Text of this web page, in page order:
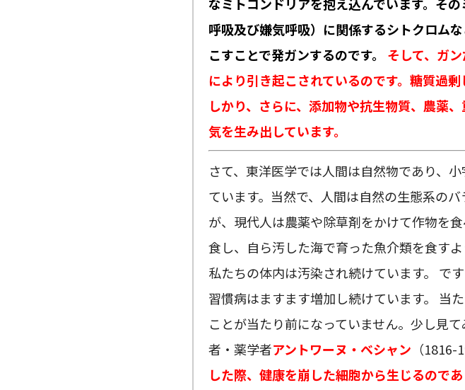
呼吸及び嫌気呼吸）に関係するシトクロム
こすことで発ガンするのです。
そして、ガ
により引き起こされているのです。糖質過
しかり、さらに、添加物や抗生物質、農薬
気を生み出しています。
さて、東洋医学では人間は自然物であり、
ています。当然で、人間は自然の生態系の
が、現代人は農薬や除草剤をかけて作物を
食し、自ら汚した海で育った魚介類を食す
私たちの体内は汚染され続けています。 で
習慣病はますます増加し続けています。 当
ことが当たり前になっていません。少し見
者・薬学者アントワーヌ・ベシャン （
した際、健康を崩した細胞から生じるので